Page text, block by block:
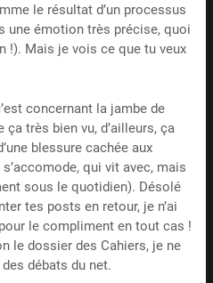
le résultat d’un processus
une émotion très précise, quoi
!). Mais je vois ce que tu veux
concernant la jambe de
ça très bien vu, d’ailleurs, ça
blessure cachée aux
qui vit avec, mais
sous le quotidien). Désolé
tes posts en retour, je n’ai
le compliment en tout cas !
le dossier des Cahiers, je ne
débats du net.